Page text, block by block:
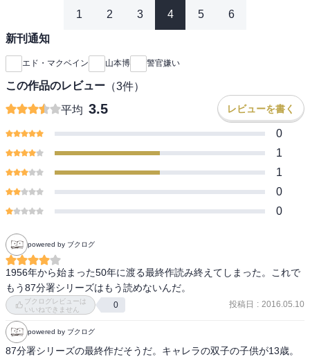
1 2 3 4 5 6
新刊通知
エド・マクベイン 山本博 警官嫌い
この作品のレビュー （3件）
平均 3.5 レビューを書く
0
1
1
0
0
powered by ブクログ
1956年から始まった50年に渡る最終作読み終えてしまった。これで
もう87分署シリーズはもう読めないんだ。
ブクログレビューは
いいねできません
0 投稿日 : 2016.05.10
powered by ブクログ
87分署シリーズの最終作だそうだ。キャレラの双子の子供が13歳。